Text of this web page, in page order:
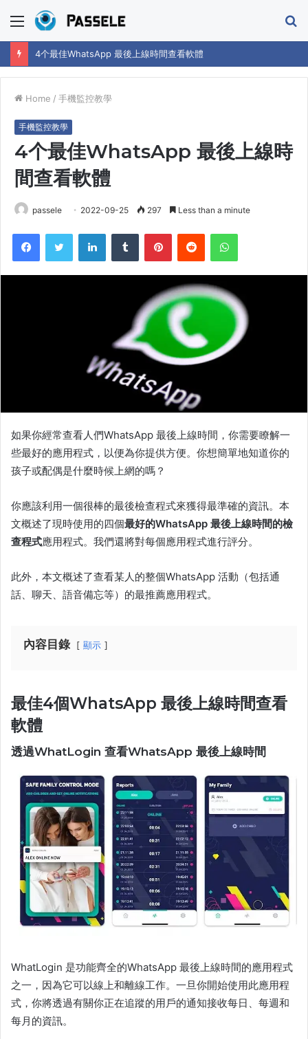
Menu
4个最佳WhatsApp 最後上線時間查看軟體
Home / 手機監控教學
手機監控教學
4个最佳WhatsApp 最後上線時
間查看軟體
passele 2022-09-25 297 Less than a minute
如果你經常查看人們WhatsApp 最後上線時間，你需要瞭解一
些最好的應用程式，以便為你提供方便。你想簡單地知道你的
孩子或配偶是什麼時候上網的嗎？
你應該利用一個很棒的最後檢查程式來獲得最準確的資訊。本
文概述了現時使用的四個最好的WhatsApp 最後上線時間的檢
查程式應用程式。我們還將對每個應用程式進行評分。
此外，本文概述了查看某人的整個WhatsApp 活動（包括通
話、聊天、語音備忘等）的最推薦應用程式。
內容目錄 顯示
最佳4個WhatsApp 最後上線時間查看
軟體
透過WhatLogin 查看WhatsApp 最後上線時間
WhatLogin 是功能齊全的WhatsApp 最後上線時間的應用程式
之一，因為它可以線上和離線工作。一旦你開始使用此應用程
式，你將透過有關你正在追蹤的用戶的通知接收每日、每週和
每月的資訊。